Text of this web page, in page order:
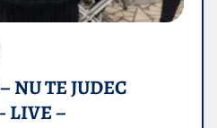
NU TE JUDEC
LIVE –